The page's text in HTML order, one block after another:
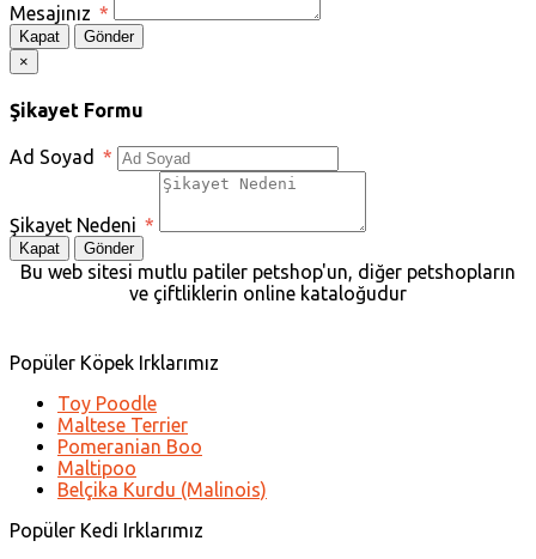
Mesajınız *
Kapat
Gönder
×
Şikayet Formu
Ad Soyad *
Şikayet Nedeni *
Kapat Gönder
Bu web sitesi mutlu patiler petshop'un, diğer petshopların
ve çiftliklerin online kataloğudur
Popüler Köpek Irklarımız
Toy Poodle
Maltese Terrier
Pomeranian Boo
Maltipoo
Belçika Kurdu (Malinois)
Popüler Kedi Irklarımız